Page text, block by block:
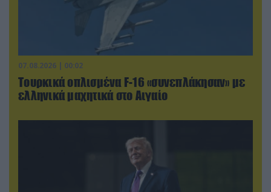
07.08.2026 | 00:02
Τουρκικά οπλισμένα F-16 «συνεπλάκησαν» με
ελληνικά μαχητικά στο Αιγαίο